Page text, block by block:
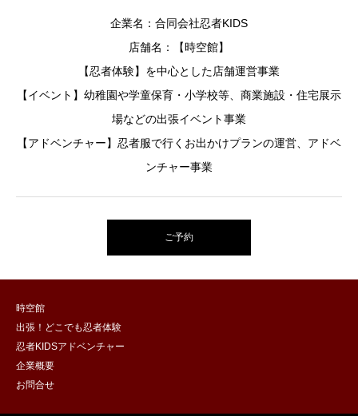
企業名：合同会社忍者KIDS
店舗名：【時空館】
【忍者体験】を中心とした店舗運営事業
【イベント】幼稚園や学童保育・小学校等、商業施設・住宅展示
場などの出張イベント事業
【アドベンチャー】忍者服で行くお出かけプランの運営、アドベ
ンチャー事業
ご予約
時空館
出張！どこでも忍者体験
忍者KIDSアドベンチャー
企業概要
お問合せ